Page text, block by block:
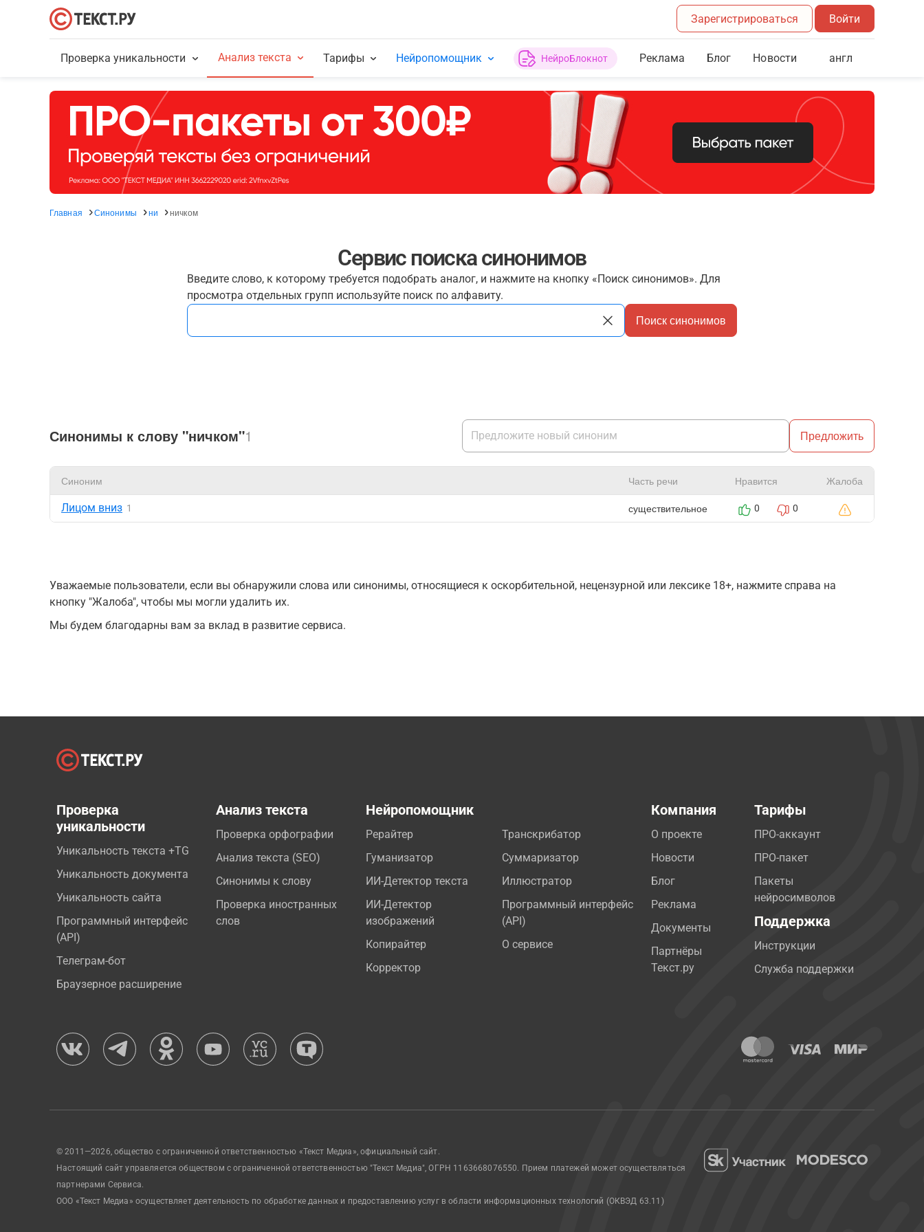
Зарегистрироваться Войти
Проверка уникальности Анализ текста Тарифы Нейропомощник НейроБлокнот Реклама Блог Новости англ
Главная Синонимы ни ничком
Сервис поиска синонимов
Введите слово, к которому требуется подобрать аналог, и нажмите на кнопку «Поиск синонимов». Для
просмотра отдельных групп используйте поиск по алфавиту.
Поиск синонимов
Синонимы к слову "ничком"1 Предложить
Синоним Часть речи Нравится Жалоба
Лицом вниз 1 существительное 0 0
Уважаемые пользователи, если вы обнаружили слова или синонимы, относящиеся к оскорбительной, нецензурной или лексике 18+, нажмите справа на
кнопку "Жалоба", чтобы мы могли удалить их.
Мы будем благодарны вам за вклад в развитие сервиса.
Проверка
уникальности
Уникальность текста +TG
Уникальность документа
Уникальность сайта
Программный интерфейс
(API)
Телеграм-бот
Браузерное расширение
Анализ текста
Проверка орфографии
Анализ текста (SEO)
Синонимы к слову
Проверка иностранных
слов
Нейропомощник
Рерайтер
Гуманизатор
ИИ-Детектор текста
ИИ-Детектор
изображений
Копирайтер
Корректор
Транскрибатор
Суммаризатор
Иллюстратор
Программный интерфейс
(API)
О сервисе
Компания
О проекте
Новости
Блог
Реклама
Документы
Партнёры
Текст.ру
Тарифы
ПРО-аккаунт
ПРО-пакет
Пакеты
нейросимволов
Поддержка
Инструкции
Служба поддержки
© 2011—2026, общество с ограниченной ответственностью «Текст Медиа», официальный сайт.
Настоящий сайт управляется обществом с ограниченной ответственностью "Текст Медиа", ОГРН 1163668076550. Прием платежей может осуществляться
партнерами Сервиса.
ООО «Текст Медиа» осуществляет деятельность по обработке данных и предоставлению услуг в области информационных технологий (ОКВЭД 63.11)